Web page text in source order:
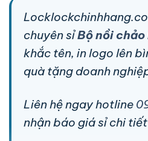
chuyên sỉBộ nồi
khắc tên, in logo lên
quà tặng doanh
Liên hệ ngay hotline
nhận báo giá sỉ chi tiết